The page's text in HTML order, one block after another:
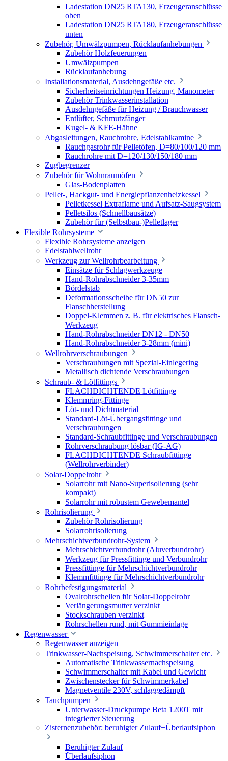
Ladestation DN25 RTA130, Erzeugeranschlüsse
oben
Ladestation DN25 RTA180, Erzeugeranschlüsse
unten
Zubehör, Umwälzpumpen, Rücklaufanhebungen
Zubehör Holzfeuerungen
Umwälzpumpen
Rücklaufanhebung
Installationsmaterial, Ausdehngefäße etc.
Sicherheitseinrichtungen Heizung, Manometer
Zubehör Trinkwasserinstallation
Ausdehngefäße für Heizung / Brauchwasser
Entlüfter, Schmutzfänger
Kugel- & KFE-Hähne
Abgasleitungen, Rauchrohre, Edelstahlkamine
Rauchgasrohr für Pelletöfen, D=80/100/120 mm
Rauchrohre mit D=120/130/150/180 mm
Zugbegrenzer
Zubehör für Wohnraumöfen
Glas-Bodenplatten
Pellet-, Hackgut- und Energiepflanzenheizkessel
Pelletkessel Extraflame und Aufsatz-Saugsystem
Pelletsilos (Schnellbausätze)
Zubehör für (Selbstbau-)Pelletlager
Flexible Rohrsysteme
Flexible Rohrsysteme anzeigen
Edelstahlwellrohr
Werkzeug zur Wellrohrbearbeitung
Einsätze für Schlagwerkzeuge
Hand-Rohrabschneider 3-35mm
Bördelstab
Deformationsscheibe für DN50 zur
Flanschherstellung
Doppel-Klemmen z. B. für elektrisches Flansch-
Werkzeug
Hand-Rohrabschneider DN12 - DN50
Hand-Rohrabschneider 3-28mm (mini)
Wellrohrverschraubungen
Verschraubungen mit Spezial-Einlegering
Metallisch dichtende Verschraubungen
Schraub- & Lötfittings
FLACHDICHTENDE Lötfittinge
Klemmring-Fittinge
Löt- und Dichtmaterial
Standard-Löt-Übergangsfittinge und
Verschraubungen
Standard-Schraubfittinge und Verschraubungen
Rohrverschraubung lösbar (IG-AG)
FLACHDICHTENDE Schraubfittinge
(Wellrohrverbinder)
Solar-Doppelrohr
Solarrohr mit Nano-Superisolierung (sehr
kompakt)
Solarrohr mit robustem Gewebemantel
Rohrisolierung
Zubehör Rohrisolierung
Solarrohrisolierung
Mehrschichtverbundrohr-System
Mehrschichtverbundrohr (Aluverbundrohr)
Werkzeug für Pressfittinge und Verbundrohr
Pressfittinge für Mehrschichtverbundrohr
Klemmfittinge für Mehrschichtverbundrohr
Rohrbefestigungsmaterial
Ovalrohrschellen für Solar-Doppelrohr
Verlängerungsmutter verzinkt
Stockschrauben verzinkt
Rohrschellen rund, mit Gummieinlage
Regenwasser
Regenwasser anzeigen
Trinkwasser-Nachspeisung, Schwimmerschalter etc.
Automatische Trinkwassernachspeisung
Schwimmerschalter mit Kabel und Gewicht
Zwischenstecker für Schwimmerkabel
Magnetventile 230V, schlaggedämpft
Tauchpumpen
Unterwasser-Druckpumpe Beta 1200T mit
integrierter Steuerung
Zisternenzubehör: beruhigter Zulauf+Überlaufsiphon
Beruhigter Zulauf
Überlaufsiphon